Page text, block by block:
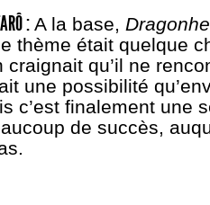
:A la base,
thème était quelque
craignait qu’il ne
une possibilité
c’est finalement une
de succès,